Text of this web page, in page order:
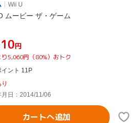
Wii U
ムービー ザ・ゲーム
円
り5,060円（80%）おトク
イント 11P
月日：2014/11/06
カートへ追加